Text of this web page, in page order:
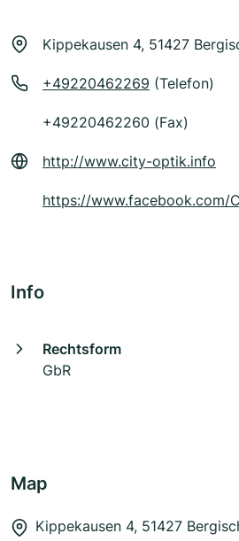
Kippekausen 4, 51427
+49220462269 (Telefon)
+49220462260 (Fax)
http://www.city-optik.info
https://www.facebook.com/
Info
Rechtsform
GbR
Map
Kippekausen 4, 51427